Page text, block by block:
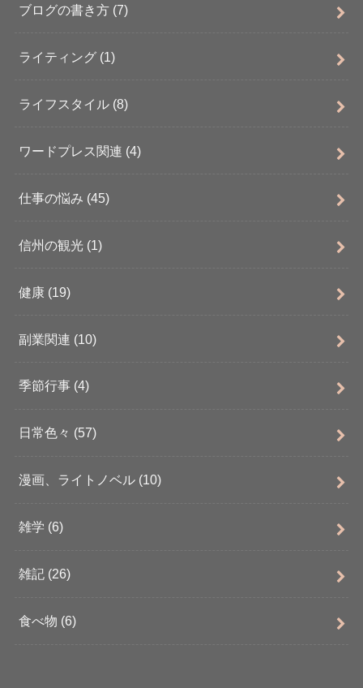
ブログの書き方 (7)
ライティング (1)
ライフスタイル (8)
ワードプレス関連 (4)
仕事の悩み (45)
信州の観光 (1)
健康 (19)
副業関連 (10)
季節行事 (4)
日常色々 (57)
漫画、ライトノベル (10)
雑学 (6)
雑記 (26)
食べ物 (6)